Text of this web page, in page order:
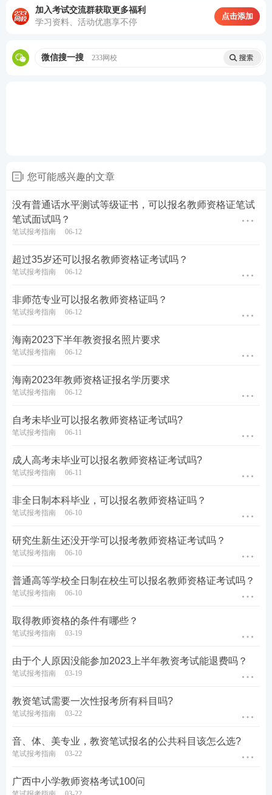
关于教师资格证考试
考前密训班—考前点睛之讲，大题通解、考前
历年真题>>历年教师资格证真题视频课程学习
在线题库>>在线刷教师资格证章节练习/模拟试题/历
加入考试交流群获取更多福利
学习资料、活动优惠享不停
点击添加
微信搜一搜 233网校
您可能感兴趣的文章
没有普通话水平测试等级证书，可以报名教师资格证笔试
笔试面试吗？
笔试报考指南 06-12
超过35岁还可以报名教师资格证考试吗？
笔试报考指南 06-12
非师范专业可以报名教师资格证吗？
笔试报考指南 06-12
海南2023下半年教资报名照片要求
笔试报考指南 06-12
海南2023年教师资格证报名学历要求
笔试报考指南 06-12
​自考未毕业可以报名教师资格证考试吗?
笔试报考指南 06-11
成人高考未毕业可以报名教师资格证考试吗?
笔试报考指南 06-11
非全日制本科毕业，可以报名教师资格证吗？
笔试报考指南 06-10
研究生新生还没开学可以报考教师资格证考试吗？
笔试报考指南 06-10
普通高等学校全日制在校生可以报名教师资格证考试吗？
笔试报考指南 06-10
取得教师资格的条件有哪些？
笔试报考指南 03-19
由于个人原因没能参加2023上半年教资考试能退费吗？
笔试报考指南 03-19
教资笔试需要一次性报考所有科目吗?
笔试报考指南 03-22
音、体、美专业，教资笔试报名的公共科目该怎么选?
笔试报考指南 03-22
广西中小学教师资格考试100问